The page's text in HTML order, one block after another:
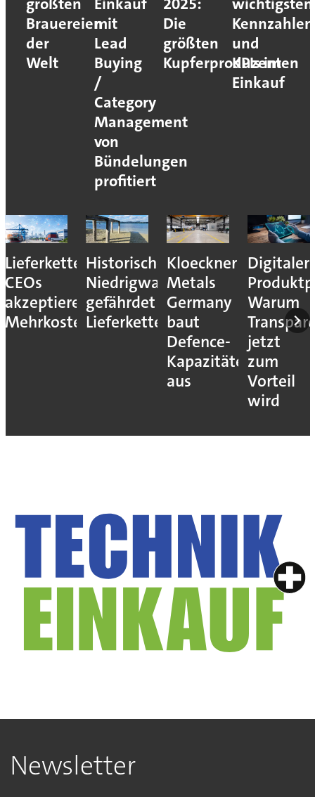
Brauereien
der
Welt
mit
Lead
Buying
/
Category
Management
von
Bündelungen
profitiert
Die
größten
Kupferproduzenten
Kennzahlen
und
KPIs im
Einkauf
Lieferkettenresilienz:
CEOs
akzeptieren
Mehrkosten
Historisches
Niedrigwasser
gefährdet
Lieferketten
Kloeckner
Metals
Germany
baut
Defence-
Kapazitäten
aus
Digitaler
Warum
jetzt
zum
Vorteil
wird
Newsletter